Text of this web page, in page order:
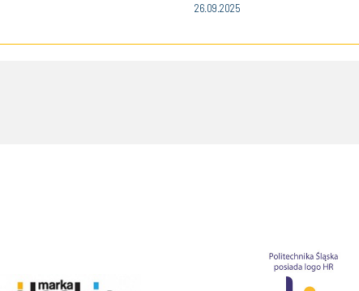
Control, Electronics and Computer
26.09.2025